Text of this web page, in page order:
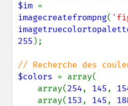
$im
imagecreatefrompng(
255 );
$colors = array(
    array(
254, 145,
    array(
153, 145,